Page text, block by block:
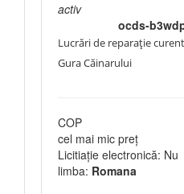
activ
ocds-
Lucrări de reparație
Gura Căinarului
COP
cel mai mic preț
Licitiație electronică: Nu
limba: Romana